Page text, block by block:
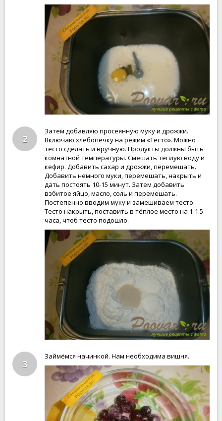
2
Затем добавляю просеянную муку и дрожжи.
Включаю хлебопечку на режим «Тесто». Можно
тесто сделать и вручную. Продукты должны быть
комнатной температуры. Смешать тёплую воду и
кефир. Добавить сахар и дрожжи, перемешать.
Добавить немного муки, перемешать, накрыть и
дать постоять 10-15 минут. Затем добавить
взбитое яйцо, масло, соль и перемешать.
Постепенно вводим муку и замешиваем тесто.
Тесто накрыть, поставить в тёплое место на 1-1.5
часа, чтоб тесто подошло.
3
Займёмся начинкой. Нам необходима вишня.